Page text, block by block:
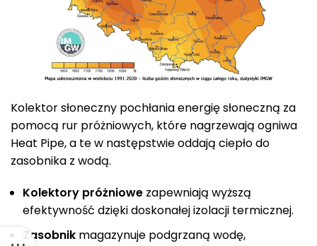
Kolektor słoneczny pochłania energię słoneczną za
pomocą rur próżniowych, które nagrzewają ogniwa
Heat Pipe, a te w następstwie oddają ciepło do
zasobnika z wodą.
Kolektory próżniowe zapewniają wyższą
efektywność dzięki doskonałej izolacji termicznej.
Zasobnik magazynuje podgrzaną wodę,